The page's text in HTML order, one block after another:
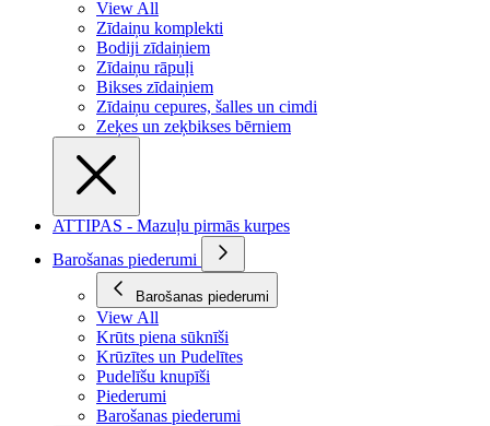
View All
Zīdaiņu komplekti
Bodiji zīdaiņiem
Zīdaiņu rāpuļi
Bikses zīdaiņiem
Zīdaiņu cepures, šalles un cimdi
Zeķes un zeķbikses bērniem
ATTIPAS - Mazuļu pirmās kurpes
Barošanas piederumi
Barošanas piederumi
View All
Krūts piena sūknīši
Krūzītes un Pudelītes
Pudelīšu knupīši
Piederumi
Barošanas piederumi